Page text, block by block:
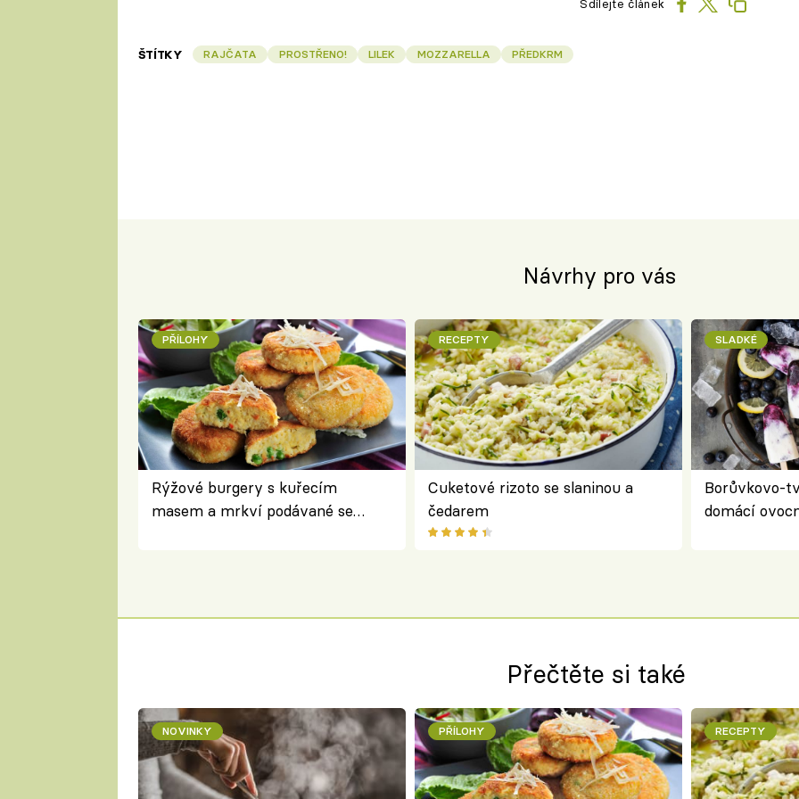
Sdílejte článek
ŠTÍTKY RAJČATA PROSTŘENO! LILEK MOZZARELLA PŘEDKRM
Návrhy pro vás
PŘÍLOHY
Rýžové burgery s kuřecím
masem a mrkví podávané se
RECEPTY
Cuketové rizoto se slaninou a
čedarem
SLADKÉ
Borůvkovo-
domácí
Přečtěte si také
NOVINKY PŘÍLOHY RECEPTY